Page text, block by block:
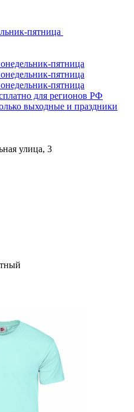
пятница
пятница
пятница
пятница
для регионов РФ
выходные и праздники
улица, 3